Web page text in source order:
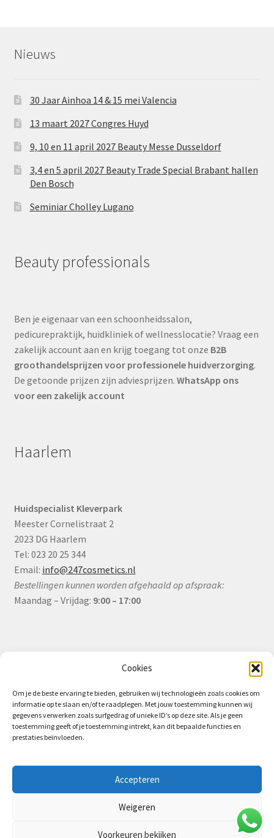
Cookies
Om je de beste ervaring te bieden, gebruiken wij technologieën zoals cookies om
informatie op te slaan en/of te raadplegen. Met jouw toestemming kunnen wij
gegevens verwerken zoals surfgedrag of unieke ID’s op deze site. Als je geen
toestemming geeft of je toestemming intrekt, kan dit bepaalde functies en
prestaties beïnvloeden.
Accepteren
Weigeren
Voorkeuren bekijken
Nieuws
30 Jaar Ainhoa 14 & 15 mei Valencia
13 maart 2027 Congres Huyd
9, 10 en 11 april 2027 Beauty Messe Dusseldorf
3,4 en 5 april 2027 Beauty Trade Special Brabant hallen
Den Bosch
Seminiar Cholley Lugano
Beauty professionals
Ben je eigenaar van een schoonheidssalon,
pedicurepraktijk, huidkliniek of wellnesslocatie? Vraag een
zakelijk account aan en krijg toegang tot onze B2B
groothandelsprijzen voor professionele huidverzorging.
De getoonde prijzen zijn adviesprijzen. WhatsApp ons
voor een zakelijk account
Haarlem
Huidspecialist Kleverpark
Meester Cornelistraat 2
2023 DG Haarlem
Tel: 023 20 25 344
Email: info@247cosmetics.nl
Bestellingen kunnen worden afgehaald op afspraak:
Maandag – Vrijdag: 9:00 – 17:00
Algemene Voorwaarden (B2B)
Privacy & Cookiebeleid
Verzending & Levering